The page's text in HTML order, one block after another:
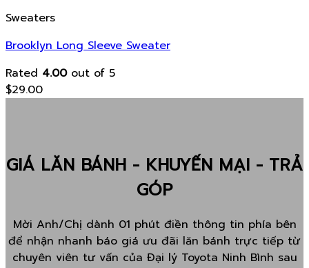
Sweaters
Brooklyn Long Sleeve Sweater
Rated 4.00out of 5
$29.00
GIÁ LĂN BÁNH - KHUYẾN MẠI - TRẢ
GÓP
Mời Anh/Chị dành 01 phút điền thông tin phía bên
để nhận nhanh báo giá ưu đãi lăn bánh trực tiếp từ
chuyên viên tư vấn của Đại lý Toyota Ninh Bình sau